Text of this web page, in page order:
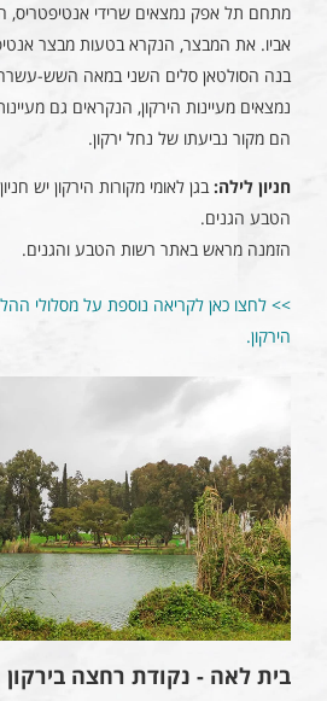
מתחם תל אפק נמצאים שרידי אנטיפטריס,
אביו. את המבצר, הנקרא בטעות מבצר
בנה הסולטאן סלים השני במאה השש-
נמצאים מעיינות הירקון, הנקראים גם
הם מקור נביעתו של נחל ירקון.
חניון לילה:בגן לאומי מקורות הירקון יש
הטבע הגנים.
הזמנה מראש באתר רשות הטבע והגנים.
>> לחצו כאן לקריאה נוספת על מסלולי
הירקון.
בית לאה - נקודת רחצה בירקון